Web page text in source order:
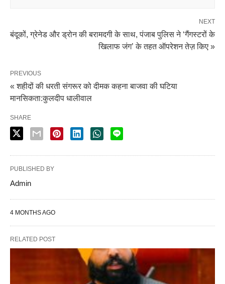
NEXT
बंदूकों, ग्रेनेड और ड्रोन की बरामदगी के साथ, पंजाब पुलिस ने ‘गैंगस्टरों के
खिलाफ जंग’ के तहत ऑपरेशन तेज़ किए »
PREVIOUS
« शहीदों की धरती संगरूर को दीमक कहना बाजवा की घटिया
मानसिकता:कुलदीप धालीवाल
SHARE
PUBLISHED BY
Admin
4 MONTHS AGO
RELATED POST